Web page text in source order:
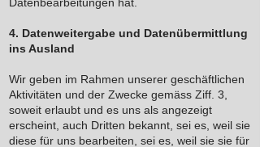
4. Datenweitergabe und Datenübermittlung
ins Ausland
Wir geben im Rahmen unserer geschäftlichen
Aktivitäten und der Zwecke gemäss Ziff. 3,
soweit erlaubt und es uns als angezeigt
erscheint, auch Dritten bekannt, sei es, weil sie
diese für uns bearbeiten, sei es, weil sie sie für